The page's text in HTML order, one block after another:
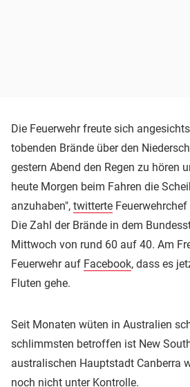
Die Feuerwehr freute sich
tobenden Brände über den
gestern Abend den Regen zu hören
heute Morgen beim Fahren die
anzuhaben", twitterte
Die Zahl der Brände in dem
Mittwoch von rund 60 auf 40. Am
Feuerwehr auf Facebook, dass es
Fluten gehe.
Seit Monaten wüten in Australien
schlimmsten betroffen ist New
australischen Hauptstadt Canberra
noch nicht unter Kontrolle.